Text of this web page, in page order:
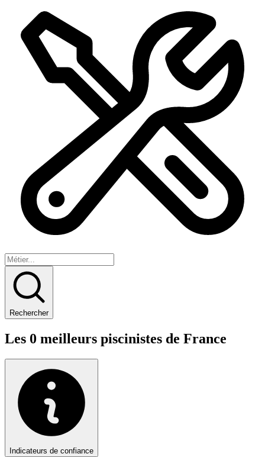
Rechercher
Les 0 meilleurs piscinistes de France
Indicateurs de confiance